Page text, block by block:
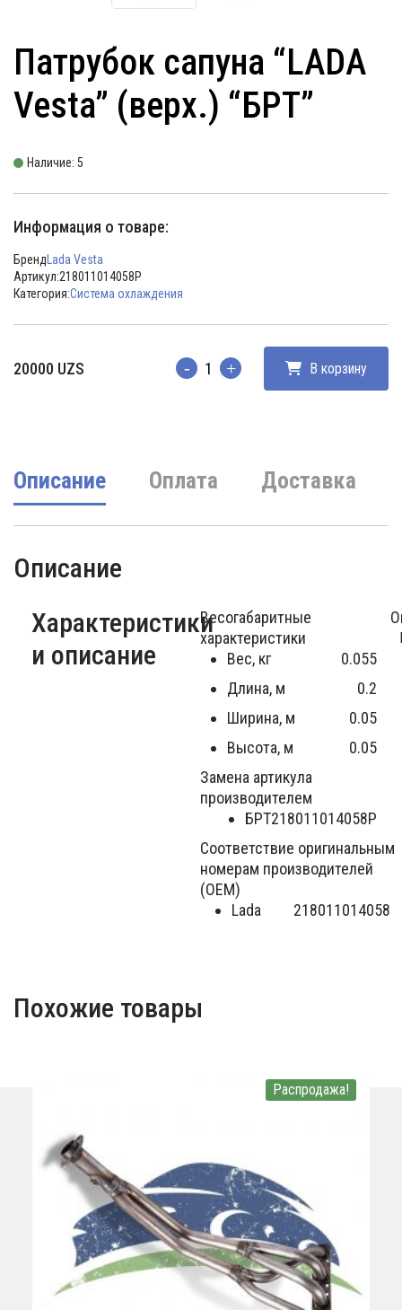
Патрубок сапуна “LADA
Vesta” (верх.) “БРТ”
Наличие: 5
Информация о товаре:
Бренд Lada Vesta
Артикул:218011014058Р
Категория:Система охлаждения
20000 UZS Количество В корзину
Описание Оплата Доставка
Описание
Характеристики
и описание
Весогабаритные
характеристики
Вес, кг
0.055
Длина, м
0.2
Ширина, м
0.05
Высота, м
0.05
Замена артикула
производителем
БРТ218011014058Р
Соответствие оригинальным
номерам производителей
(OEM)
Lada
218011014058
Похожие товары
Распродажа!